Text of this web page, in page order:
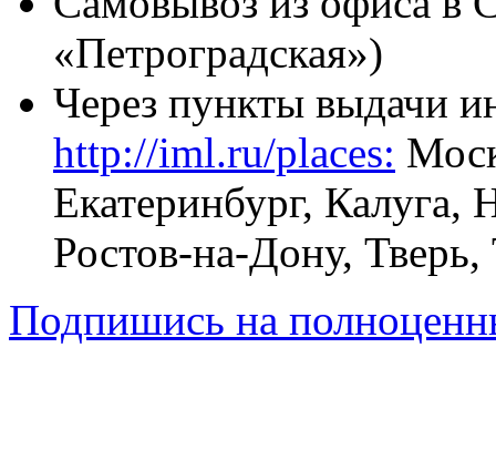
«Петроградская»)
Через пункты выдачи
http://iml.ru/places:
Екатеринбург,
Ростов-на-Дону,
Подпишись на